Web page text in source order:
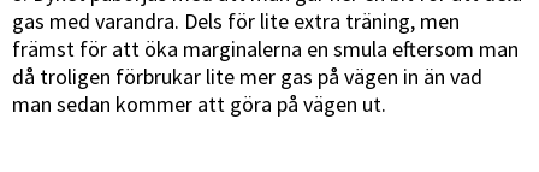
gas med varandra. Dels för lite extra träning, men
främst för att öka marginalerna en smula eftersom man
då troligen förbrukar lite mer gas på vägen in än vad
man sedan kommer att göra på vägen ut.